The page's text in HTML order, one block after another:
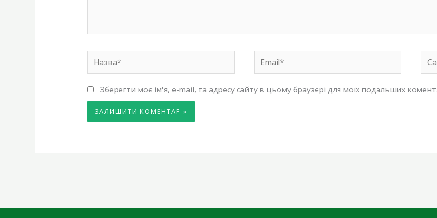
Назва* Email*
Зберегти моє ім'я, e-mail, та адресу сайту в цьому браузері для моїх подальших